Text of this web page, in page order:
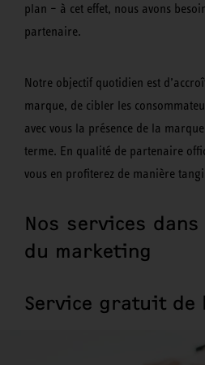
plan – à cet effet, nous avons
partenaire.
Notre objectif quotidien est
marque, de cibler les
avec vous la présence de la marque
terme. En qualité de partenaire
vous en profiterez de manière
Nos services
du marketing
Service gratuit de